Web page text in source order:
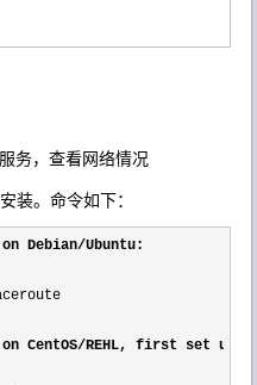
务，查看网络情况
装。命令如下：
Debian/Ubuntu:
CentOS/REHL, first set up